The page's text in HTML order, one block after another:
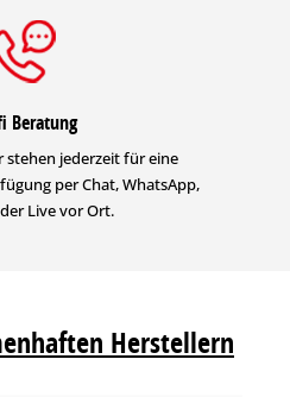
Beratung
stehen jederzeit für eine
per Chat, WhatsApp,
Live vor Ort.
Herstellern